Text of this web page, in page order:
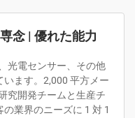
念 | 優れた能力
光電センサー、その他
ます。2,000 平方メー
究開発チームと生産チ
業界のニーズに 1 対 1